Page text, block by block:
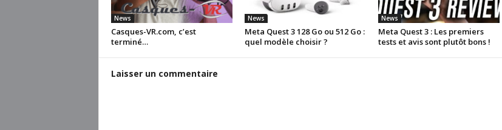
News
Casques-VR.com, c’est
terminé…
News
Meta Quest 3 128 Go ou 512 Go :
quel modèle choisir ?
News
Meta Quest 3 : Les premiers
tests et avis sont plutôt bons !
Laisser un commentaire